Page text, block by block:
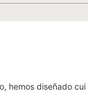
hemos diseñado cui